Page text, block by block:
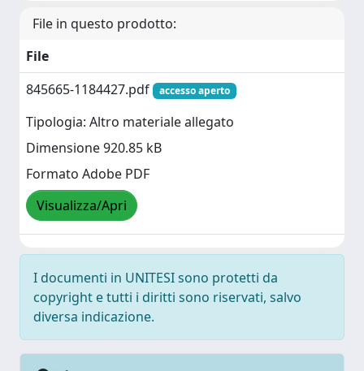
File in questo prodotto:
File
845665-1184427.pdf
accesso aperto
Tipologia: Altro materiale allegato
Dimensione 920.85 kB
Formato Adobe PDF
Visualizza/Apri
I documenti in UNITESI sono protetti da
copyright e tutti i diritti sono riservati, salvo
diversa indicazione.